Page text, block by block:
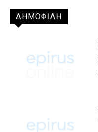
ΔΗΜΟΦΙΛΗ